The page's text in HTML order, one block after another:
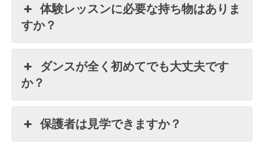
体験レッスンに必要な持ち物はありま
すか？
ダンスが全く初めてでも大丈夫です
か？
保護者は見学できますか？